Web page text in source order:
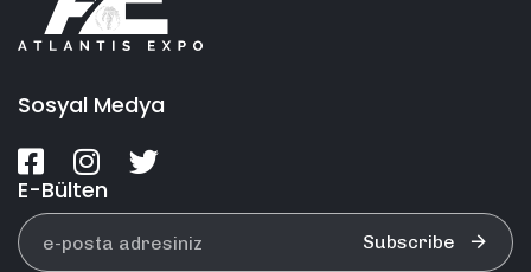
Sosyal Medya
E-Bülten
Subscribe